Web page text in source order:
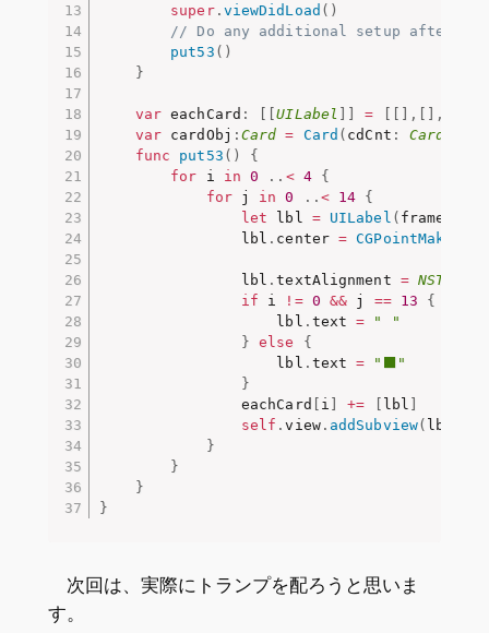
super. viewDidLoad ( )
// Do any additional setup after
put53 ( )
}
var eachCard : [ [UILabel ] ] = [ [ ] , [ ] ,
var cardObj : Card = Card ( cdCnt : Card
func
put53 ( )
{
for i in 0 . . < 4
{
for j in 0 . . < 14 {
let lbl = UILabel ( frame
                lbl
. center = CGPointMake
                lbl
.textAlignment =
if i != 0 && j == 13
{
                    lbl
. text =
" "
}
else
{
                    lbl
. text =
"⬛️"
}
                eachCard
[ i ] += [ lbl ]
self .view. addSubview( lbl
}
}
}
}
次回は、実際にトランプを配ろうと思いま
す。